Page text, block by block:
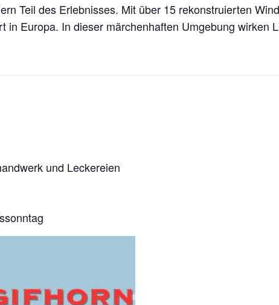
Teil des Erlebnisses. Mit über 15 rekonstruierten
Europa. In dieser märchenhaften Umgebung wirken
und Leckereien